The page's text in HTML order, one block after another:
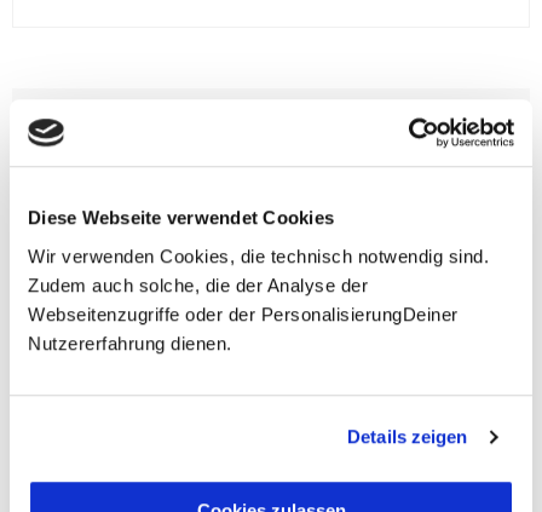
Diese Webseite verwendet Cookies
Wir verwenden Cookies, die technisch notwendig sind.
Zudem auch solche, die der Analyse der
Webseitenzugriffe oder der PersonalisierungDeiner
Nutzererfahrung dienen.
Details zeigen
**Halbes Doppelzimmer: Zwei gleichgeschlechtliche
Personen teilen sich die Unterkunft. Wir berechnen (je
nach Reise) bei Buchung entweder den halben, einen
Finden wir eine/n Partner/in, dann erhältst Du den
Unsere Reisen und Seminare sind nicht barrierefrei.
Fragen zur Buchung?